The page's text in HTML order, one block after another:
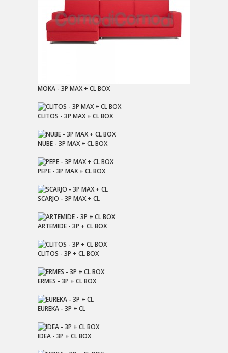
MOKA - 3P MAX + CL BOX
CLITOS - 3P MAX + CL BOX
NUBE - 3P MAX + CL BOX
PEPE - 3P MAX + CL BOX
SCARJO - 3P MAX + CL
ARTEMIDE - 3P + CL BOX
CLITOS - 3P + CL BOX
ERMES - 3P + CL BOX
EUREKA - 3P + CL
IDEA - 3P + CL BOX